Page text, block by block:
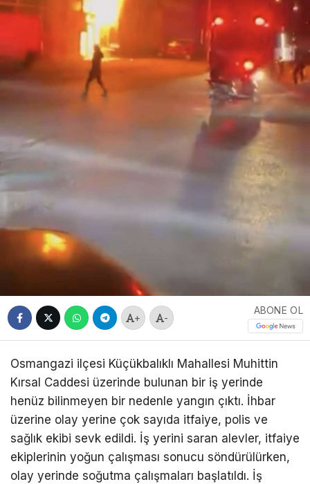
+ -
ABONE OL
Osmangazi ilçesi Küçükbalıklı Mahallesi Muhittin
Kırsal Caddesi üzerinde bulunan bir iş yerinde
henüz bilinmeyen bir nedenle yangın çıktı. İhbar
üzerine olay yerine çok sayıda itfaiye, polis ve
sağlık ekibi sevk edildi. İş yerini saran alevler, itfaiye
ekiplerinin yoğun çalışması sonucu söndürülürken,
olay yerinde soğutma çalışmaları başlatıldı. İş